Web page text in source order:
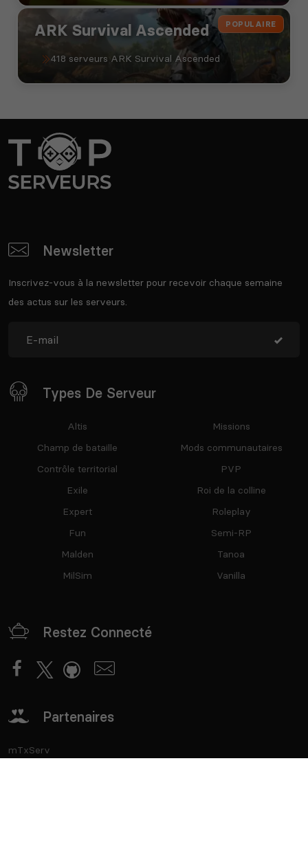
POPULAIRE
ARK Survival Ascended
418 serveurs ARK Survival Ascended
Newsletter
Inscrivez-vous à la newsletter pour recevoir chaque semaine
des actus sur les serveurs.
Types De Serveur
Altis
Champ de bataille
Contrôle territorial
Exile
Expert
Fun
Malden
MilSim
Missions
Mods communautaires
PVP
Roi de la colline
Roleplay
Semi-RP
Tanoa
Vanilla
Restez Connecté
Partenaires
mTxServ